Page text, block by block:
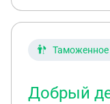
Таможенное
Добрый